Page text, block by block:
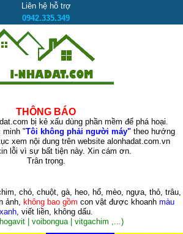
Liên hệ hỗ trợ
0942.335.349
THÔNG BÁO
bị kẻ xấu dùng phần mềm để phá hoại.
minh "Tôi không phải người máy"theo hướng
xem nội dung trên website alonhadat.com.vn
lỗi vì sự bất tiện này. Xin cám ơn.
Trân trọng.
chó, chuột, gà, heo, hổ, mèo, ngựa, thỏ, trâu,
ảnh, không bao gồm con vật được khoanh màu
xanh, viết liền, không dấu.
| voibongua | vitgachim ,...)